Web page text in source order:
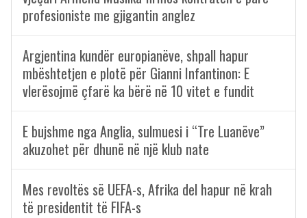
profesioniste me gjigantin anglez
Argjentina kundër europianëve, shpall hapur
mbështetjen e plotë për Gianni Infantinon: E
vlerësojmë çfarë ka bërë në 10 vitet e fundit
E bujshme nga Anglia, sulmuesi i “Tre Luanëve”
akuzohet për dhunë në një klub nate
Mes revoltës së UEFA-s, Afrika del hapur në krah
të presidentit të FIFA-s